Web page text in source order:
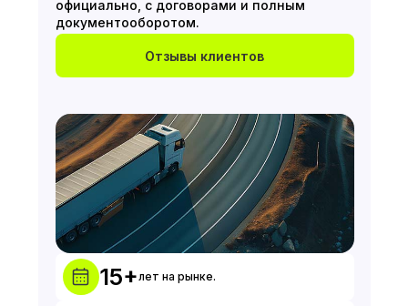
официально, с договорами и полным
документооборотом.
Отзывы клиентов
15+лет на рынке.